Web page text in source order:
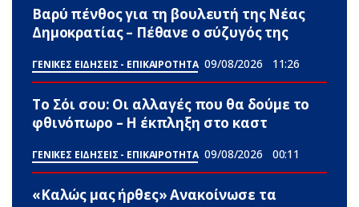
Βαρύ πένθος για τη βουλευτή της Νέας
Δημοκρατίας – Πέθανε ο σύζυγός της
ΓΕΝΙΚΕΣ ΕΙΔΗΣΕΙΣ - ΕΠΙΚΑΙΡΟΤΗΤΑ 09/08/2026 11:26
Το Σόι σου: Οι αλλαγές που θα δούμε το
φθινόπωρο – Η έκπληξη στο καστ
ΓΕΝΙΚΕΣ ΕΙΔΗΣΕΙΣ - ΕΠΙΚΑΙΡΟΤΗΤΑ 09/08/2026 00:11
«Καλώς μας ήρθες» Ανακοίνωσε τα